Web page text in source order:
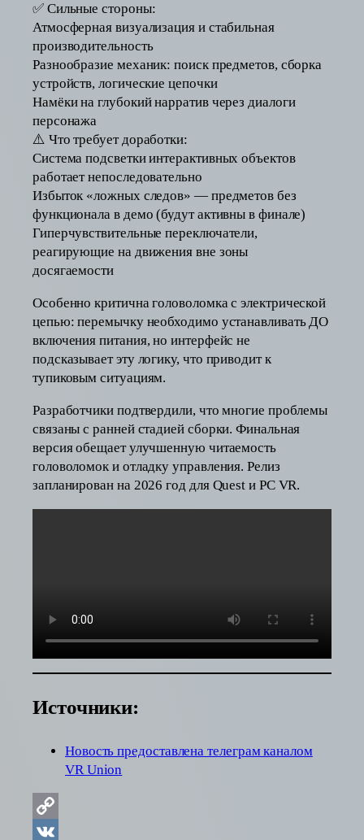
✅ Сильные стороны:
Атмосферная визуализация и стабильная
производительность
Разнообразие механик: поиск предметов, сборка
устройств, логические цепочки
Намёки на глубокий нарратив через диалоги
персонажа
⚠️ Что требует доработки:
Система подсветки интерактивных объектов
работает непоследовательно
Избыток «ложных следов» — предметов без
функционала в демо (будут активны в финале)
Гиперчувствительные переключатели,
реагирующие на движения вне зоны
досягаемости
Особенно критична головоломка с электрической
цепью: перемычку необходимо устанавливать ДО
включения питания, но интерфейс не
подсказывает эту логику, что приводит к
тупиковым ситуациям.
Разработчики подтвердили, что многие проблемы
связаны с ранней стадией сборки. Финальная
версия обещает улучшенную читаемость
головоломок и отладку управления. Релиз
запланирован на 2026 год для Quest и PC VR.
Источники:
Новость предоставлена телеграм каналом
VR Union
Copy